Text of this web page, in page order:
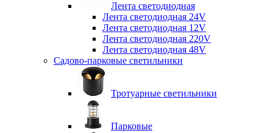
Лента светодиодная
Лента светодиодная 24V
Лента светодиодная 12V
Лента светодиодная 220V
Лента светодиодная 48V
Садово-парковые светильники
Тротуарные светильники
Парковые